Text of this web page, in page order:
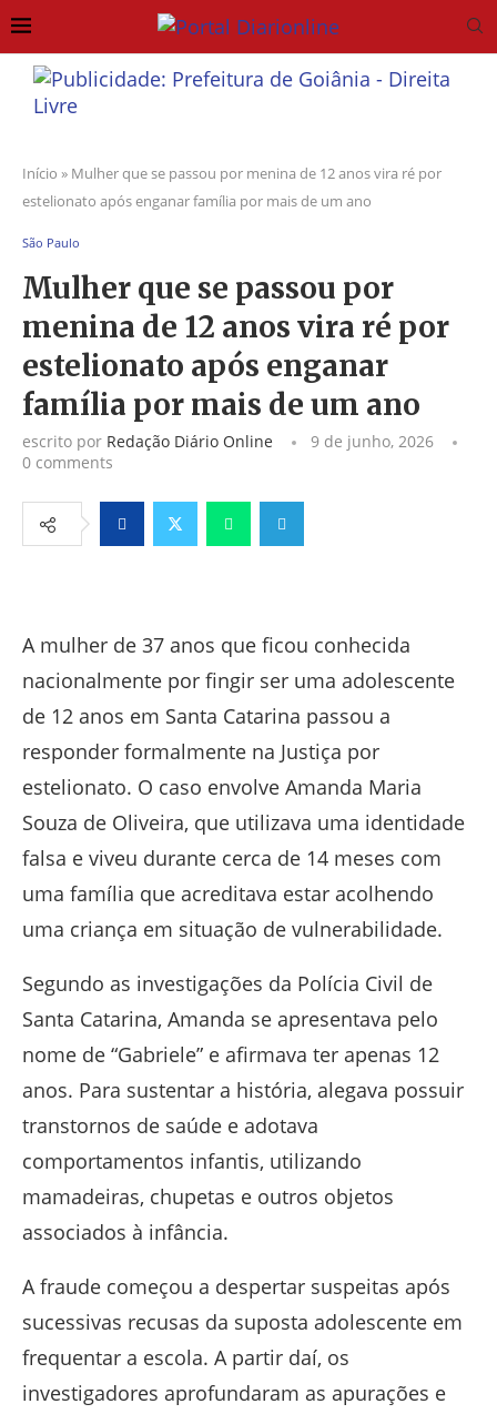
Início » Mulher que se passou por menina de 12 anos vira ré por
estelionato após enganar família por mais de um ano
São Paulo
Mulher que se passou por
menina de 12 anos vira ré por
estelionato após enganar
família por mais de um ano
escrito por Redação Diário Online
9 de junho, 2026
0 comments
A mulher de 37 anos que ficou conhecida
nacionalmente por fingir ser uma adolescente
de 12 anos em Santa Catarina passou a
responder formalmente na Justiça por
estelionato. O caso envolve Amanda Maria
Souza de Oliveira, que utilizava uma identidade
falsa e viveu durante cerca de 14 meses com
uma família que acreditava estar acolhendo
uma criança em situação de vulnerabilidade.
Segundo as investigações da Polícia Civil de
Santa Catarina, Amanda se apresentava pelo
nome de “Gabriele” e afirmava ter apenas 12
anos. Para sustentar a história, alegava possuir
transtornos de saúde e adotava
comportamentos infantis, utilizando
mamadeiras, chupetas e outros objetos
associados à infância.
A fraude começou a despertar suspeitas após
sucessivas recusas da suposta adolescente em
frequentar a escola. A partir daí, os
investigadores aprofundaram as apurações e